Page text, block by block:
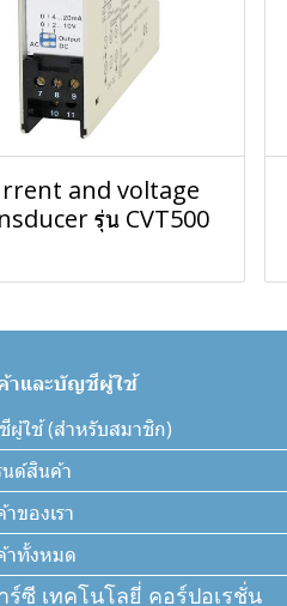
and voltage
รุ่น CVT500
าและบัญชีผู้ใช้
ผู้ใช้ (สำหรับสมาชิก)
นด์สินค้า
ของเรา
าทั้งหมด
ซี เทคโนโลยี่ คอร์ปอเรชั่น